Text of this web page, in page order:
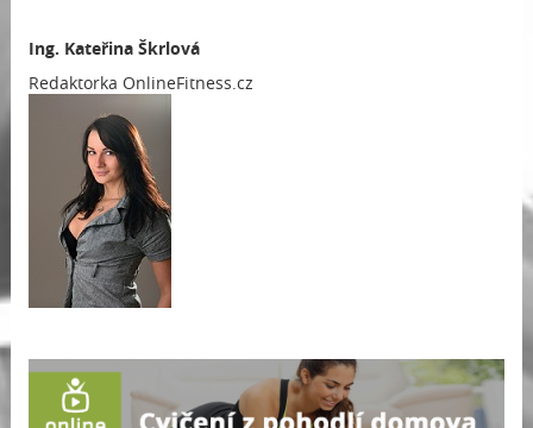
Ing. Kateřina Škrlová
Redaktorka OnlineFitness.cz